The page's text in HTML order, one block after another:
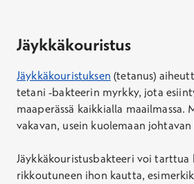
Terveys- ja rokotusneuvonta
hoitajan vastaanotolla
sis. Kanta-maksun
Hinta
67,70 €
Jäykkäkouristus
Jäykkäkouristuksen (tetanus)
tetani -bakteerin myrkky, jota
maaperässä kaikkialla maailmassa.
vakavan, usein kuolemaan
Jäykkäkouristusbakteeri voi tarttua
rikkoutuneen ihon kautta,